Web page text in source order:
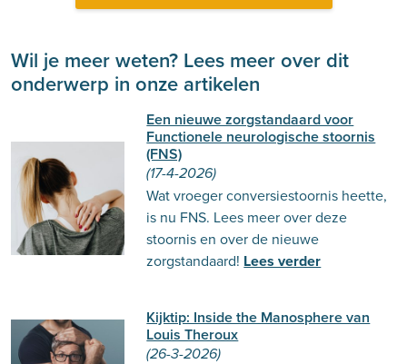
Wil je meer weten? Lees meer over dit
onderwerp in onze artikelen
Een nieuwe zorgstandaard voor
Functionele neurologische stoornis
(FNS)
(17-4-2026)
Wat vroeger conversiestoornis heette,
is nu FNS. Lees meer over deze
stoornis en over de nieuwe
zorgstandaard! Lees verder
Kijktip: Inside the Manosphere van
Louis Theroux
(26-3-2026)